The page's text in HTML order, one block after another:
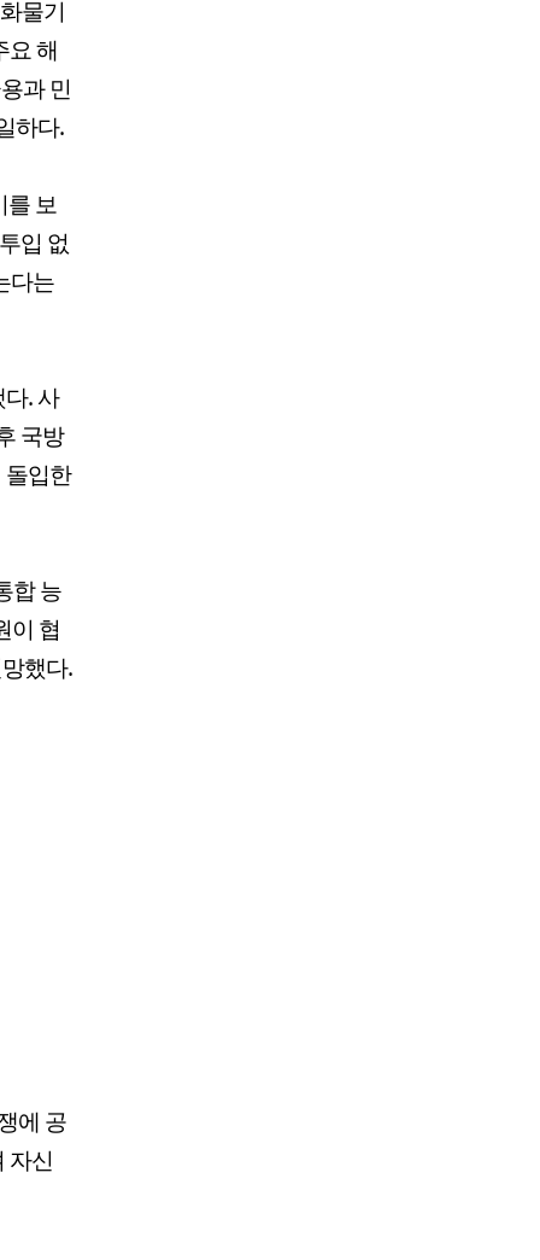
물기
요 해
과 민
하다.
를 보
입 없
다는
. 사
국방
입한
합 능
이 협
했다.
에 공
자신